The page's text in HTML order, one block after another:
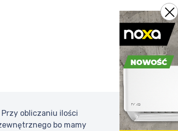
obliczaniu ilości
bo mamy